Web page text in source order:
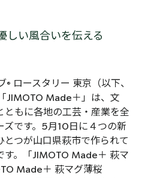
しい風合いを伝える
® ロースタリー 東京（以下、
JIMOTO Made＋」は、文
ともに各地の工芸・産業を全
ズです。5月10日に４つの新
つが山口県萩市で作られて
す。「JIMOTO Made＋ 萩マ
Made＋ 萩マグ薄桜